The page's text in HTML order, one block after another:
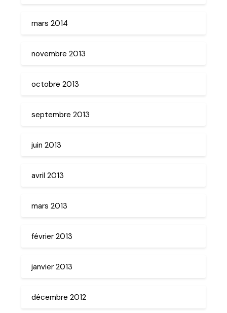
mars 2014
novembre 2013
octobre 2013
septembre 2013
juin 2013
avril 2013
mars 2013
février 2013
janvier 2013
décembre 2012